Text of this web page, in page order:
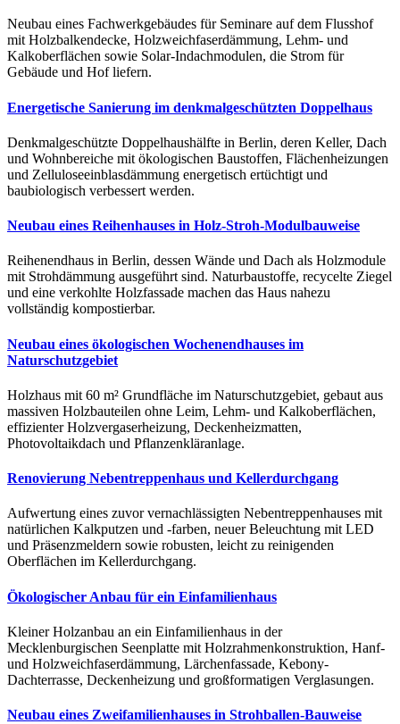
Neubau eines Fachwerkgebäudes für Seminare auf dem Flusshof
mit Holzbalkendecke, Holzweichfaserdämmung, Lehm- und
Kalkoberflächen sowie Solar-Indachmodulen, die Strom für
Gebäude und Hof liefern.
Energetische Sanierung im denkmalgeschützten Doppelhaus
Denkmalgeschützte Doppelhaushälfte in Berlin, deren Keller, Dach
und Wohnbereiche mit ökologischen Baustoffen, Flächenheizungen
und Zelluloseeinblasdämmung energetisch ertüchtigt und
baubiologisch verbessert werden.
Neubau eines Reihenhauses in Holz-Stroh-Modulbauweise
Reihenendhaus in Berlin, dessen Wände und Dach als Holzmodule
mit Strohdämmung ausgeführt sind. Naturbaustoffe, recycelte Ziegel
und eine verkohlte Holzfassade machen das Haus nahezu
vollständig kompostierbar.
Neubau eines ökologischen Wochenendhauses im
Naturschutzgebiet
Holzhaus mit 60 m² Grundfläche im Naturschutzgebiet, gebaut aus
massiven Holzbauteilen ohne Leim, Lehm- und Kalkoberflächen,
effizienter Holzvergaserheizung, Deckenheizmatten,
Photovoltaikdach und Pflanzenkläranlage.
Renovierung Nebentreppenhaus und Kellerdurchgang
Aufwertung eines zuvor vernachlässigten Nebentreppenhauses mit
natürlichen Kalkputzen und -farben, neuer Beleuchtung mit LED
und Präsenzmeldern sowie robusten, leicht zu reinigenden
Oberflächen im Kellerdurchgang.
Ökologischer Anbau für ein Einfamilienhaus
Kleiner Holzanbau an ein Einfamilienhaus in der
Mecklenburgischen Seenplatte mit Holzrahmenkonstruktion, Hanf-
und Holzweichfaserdämmung, Lärchenfassade, Kebony-
Dachterrasse, Deckenheizung und großformatigen Verglasungen.
Neubau eines Zweifamilienhauses in Strohballen-Bauweise